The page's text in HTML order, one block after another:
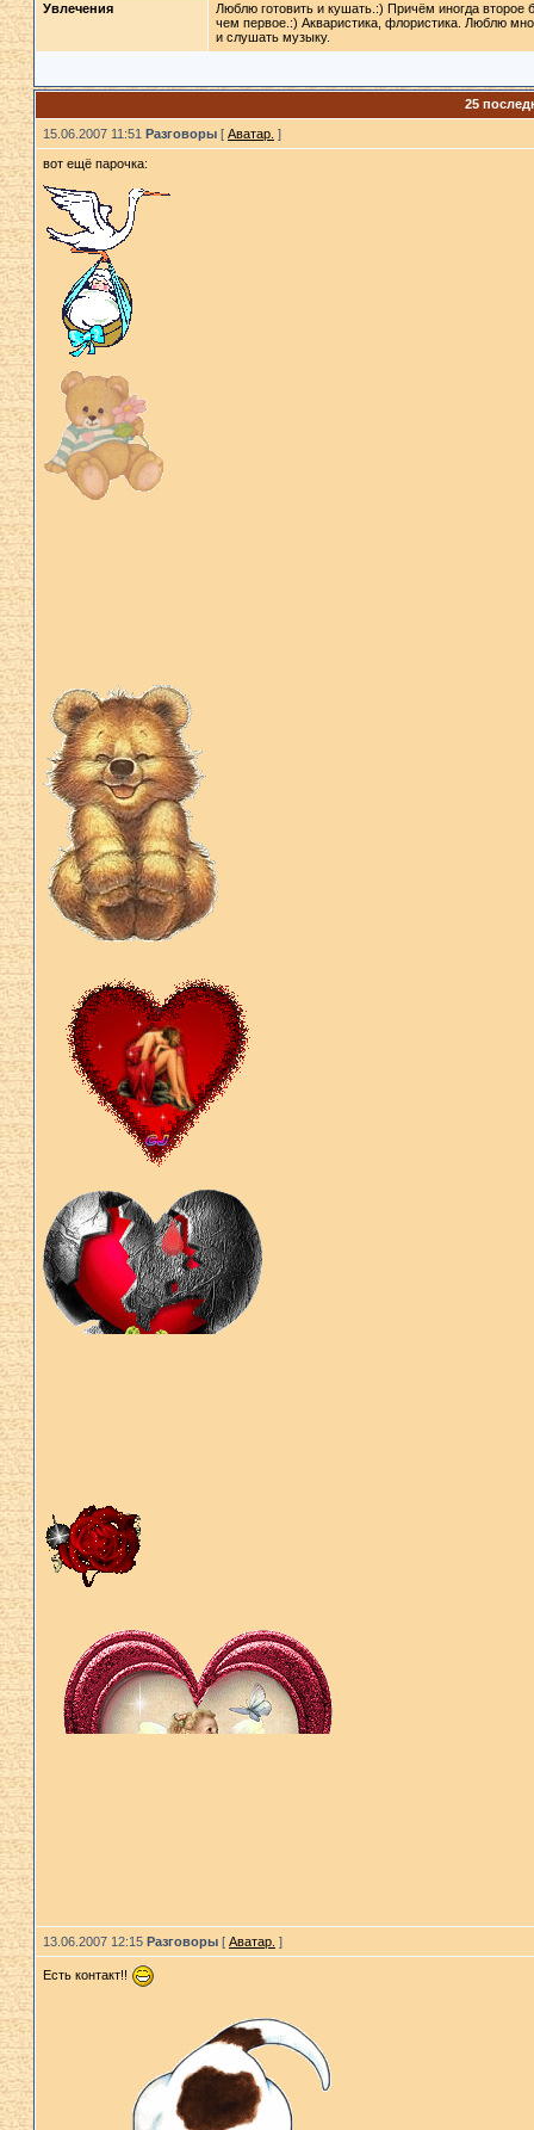
Увлечения
Люблю готовить и кушать.:) Причём иногда второе
чем первое.:) Акваристика, флористика. Люблю
и слушать музыку.
25
15.06.2007 11:51 Разговоры[ Аватар. ]
вот ещё парочка:
13.06.2007 12:15 Разговоры[ Аватар. ]
Есть контакт!!